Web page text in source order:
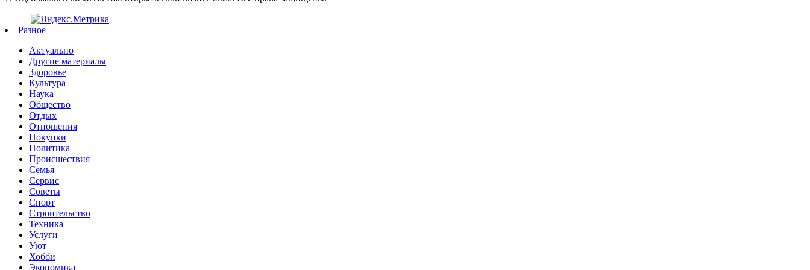
Разное
Актуально
Другие материалы
Здоровье
Культура
Наука
Общество
Отдых
Отношения
Покупки
Политика
Происшествия
Семья
Сервис
Советы
Спорт
Строительство
Техника
Услуги
Уют
Хобби
Экономика